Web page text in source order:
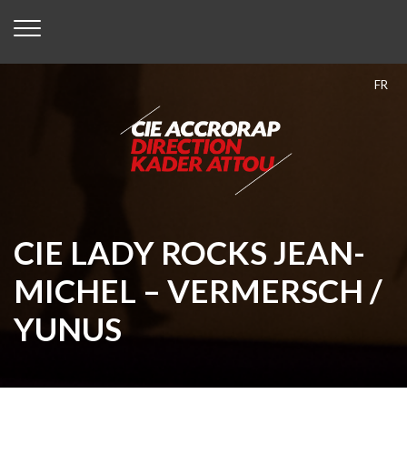
FR
CIE LADY ROCKS JEAN-
MICHEL – VERMERSCH /
YUNUS